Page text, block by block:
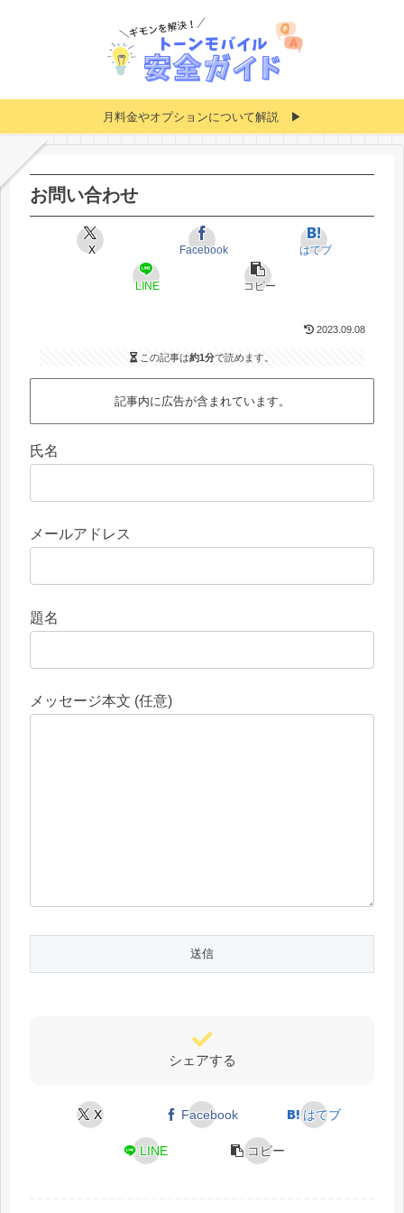
月料金やオプションについて解説 ▶
お問い合わせ
X Facebook はてブ
LINE コピー
2023.09.08
この記事は約1分で読めます。
記事内に広告が含まれています。
氏名
メールアドレス
題名
メッセージ本文 (任意)
シェアする
X Facebook はてブ
LINE コピー